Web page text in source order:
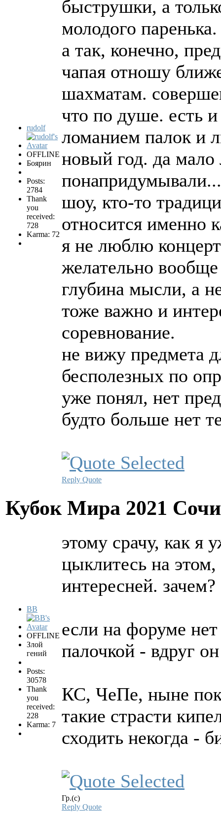
rudolf
OFFLINE
Боярин
Posts:
2784
Thank
you
received:
728
Karma: 72
быструшки, а
молодого паренька.
а так, конечно,
чапая отношу
шахматам.
что по душе. есть
ломанием палок и
новый год. да
шоу, кто-то
относится именно
я не люблю
желательно вообще
глубина мысли, а
тоже важно и
соревнование.
не вижу предмета
бесполезных по
уже понял, нет
будто больше нет
Reply Quote
Кубок Мира 2021
BB
OFFLINE
Злой
гений
Posts:
30578
Thank
you
received:
228
Karma: 7
этому срачу, как я
цыклитесь на
интересней. зачем?
если на форуме
палочкой - вдруг
КС, ЧеПе, ныне
такие страсти
сходить некогда -
Гр.(с)
Reply Quote